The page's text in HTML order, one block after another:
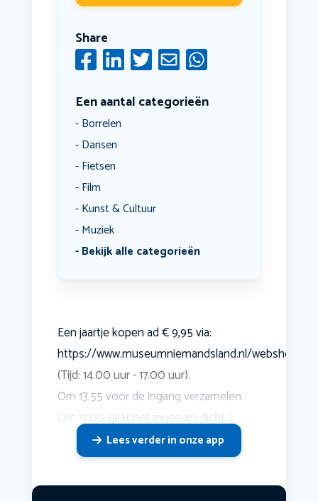
Share
Een aantal categorieën
Borrelen
Dansen
Fietsen
Film
Kunst & Cultuur
Muziek
Bekijk alle categorieën
Een jaartje kopen ad € 9,95 via:
https://www.museumniemandsland.nl/webshop/
(Tijd: 14.00 uur - 17.00 uur).
Om 13.55 voor de ingang verzamelen.
Om 17.00 gaat het museum dicht. I
Lees verder in onze app